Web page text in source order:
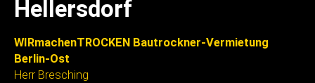
Hellersdorf
WIRmachenTROCKEN Bautrockner-Vermietung
Berlin-Ost
Herr Bresching